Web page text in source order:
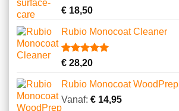
Gewaardeerd
5
gebaseerd
op
2
€18,50
Rubio Monocoat Cleaner
Gewaardeerd
gebaseerd
op
2
klantbeoordelingen
€28,20
Rubio Monocoat WoodPrep
Vanaf: €14,95